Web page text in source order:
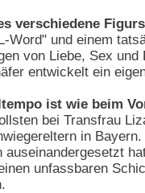
verschiedene
Word" und einem
von Liebe, Sex
entwickelt ein
ist wie beim
bei Transfrau
in
auseinandergesetzt
unfassbaren